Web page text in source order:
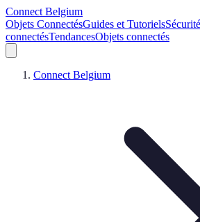
Connect Belgium
Objets ConnectésGuides et Tutoriels
connectésTendancesObjets connectés
Connect Belgium